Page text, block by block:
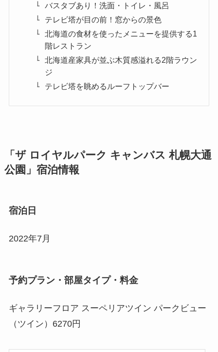
バスタブあり！洗面・トイレ・風呂
テレビ塔が目の前！窓からの景色
北海道の食材を使ったメニューを提供する1
階レストラン
北海道産家具が並ぶ木質感溢れる2階ラウン
ジ
テレビ塔を眺めるルーフトップバー
「ザ ロイヤルパーク キャンバス 札幌大通
公園」宿泊情報
宿泊日
2022年7月
予約プラン・部屋タイプ・料金
ギャラリーフロア スーペリアツイン パークビュー
（ツイン）6270円